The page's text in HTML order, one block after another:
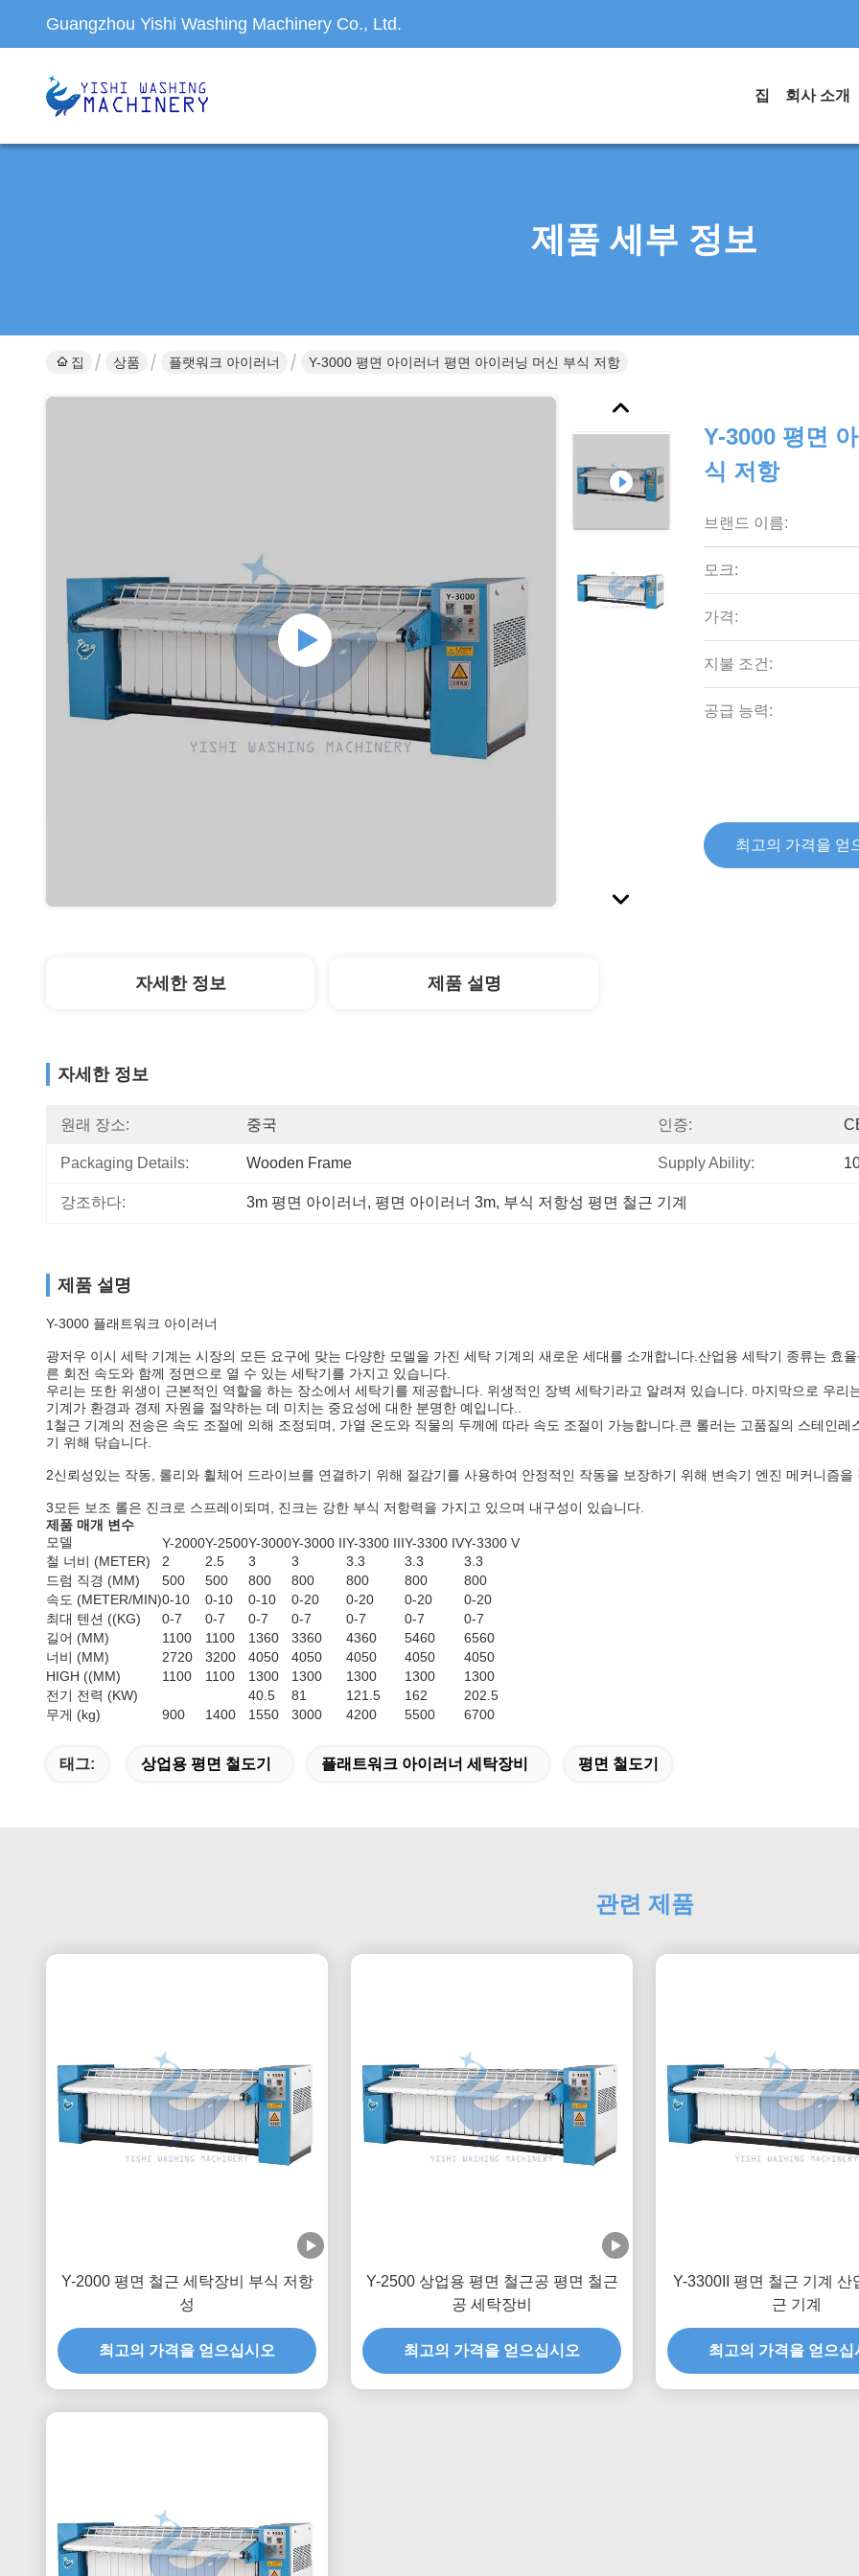
Guangzhou Yishi Washing Machinery Co., Ltd.
집 회사 소개
제품 세부 정보
집 상품 플랫워크 아이러너 Y-3000 평면 아이러너 평면 아이러닝 머신 부식 저항
Y-3000 평면
식 저항
브랜드 이름:
모크:
가격:
지불 조건:
공급 능력:
최고의 가격을 얻
자세한 정보 제품 설명
자세한 정보
원래 장소: 중국 인증:
Packaging Details: Wooden Frame Supply Ability:
강조하다: 3m 평면 아이러너 , 평면 아이러너 3m, 부식 저항성 평면 철근 기계
제품 설명
Y-3000 플래트워크 아이러너
광저우 이시 세탁 기계는 시장의 모든 요구에 맞는 다양한 모델을 가진 세탁 기계의 새로운 세대를 소개합니다.산업용 세탁기 종류는 효
른 회전 속도와 함께 정면으로 열 수 있는 세탁기를 가지고 있습니다.
우리는 또한 위생이 근본적인 역할을 하는 장소에서 세탁기를 제공합니다. 위생적인 장벽 세탁기라고 알려져 있습니다. 마지막으로 우
기계가 환경과 경제 자원을 절약하는 데 미치는 중요성에 대한 분명한 예입니다..
1철근 기계의 전송은 속도 조절에 의해 조정되며, 가열 온도와 직물의 두께에 따라 속도 조절이 가능합니다.큰 롤러는 고품질의 스테인
기 위해 닦습니다.
2신뢰성있는 작동, 롤리와 휠체어 드라이브를 연결하기 위해 절감기를 사용하여 안정적인 작동을 보장하기 위해 변속기 엔진 메커니즘을
3모든 보조 롤은 진크로 스프레이되며, 진크는 강한 부식 저항력을 가지고 있으며 내구성이 있습니다.
제품 매개 변수
모델
Y-2000Y-2500Y-3000Y-3000 IIY-3300 IIIY-3300 IVY-3300 V
철 너비 (METER)
2 2.5 3 3 3.3 3.3
3.3
드럼 직경 (MM)
500 500 800 800 800 800
800
속도 (METER/MIN)0-10 0-10 0-10 0-20 0-20 0-20
0-20
최대 텐션 ((KG)
0-7 0-7 0-7 0-7 0-7 0-7
0-7
길어 (MM)
1100 1100 1360 3360 4360 5460
6560
너비 (MM)
2720 3200 4050 4050 4050 4050
4050
HIGH ((MM)
1100 1100 1300 1300 1300 1300
1300
전기 전력 (KW)
40.5 81 121.5 162
202.5
무게 (kg)
900 1400 1550 3000 4200 5500 6700
태그: 상업용 평면 철도기 플래트워크 아이러너 세탁장비 평면 철도기
관련 제품
Y-2000 평면 철근 세탁장비 부식 저항
성
최고의 가격을 얻으십시오
Y-2500 상업용 평면 철근공 평면 철근
공 세탁장비
최고의 가격을 얻으십시오
Y-3300II 평면 철근 기계 산
근 기계
최고의 가격을 얻으십